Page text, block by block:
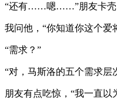
“还有……嗯……”朋友卡壳
我问他，“你知道你这个爱
“需求？”
“对，马斯洛的五个需求层
朋友有点吃惊，“我一直以